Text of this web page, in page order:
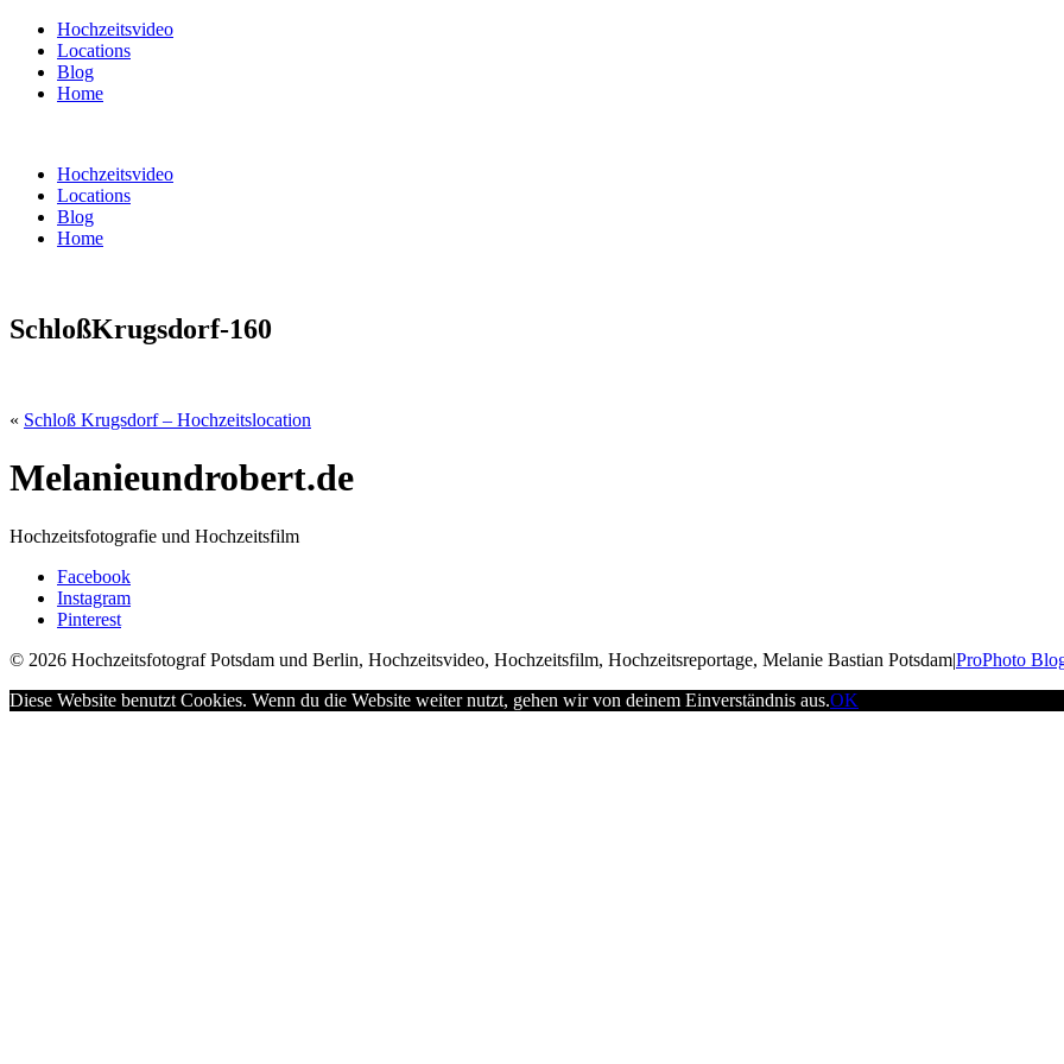
Hochzeitsvideo
Locations
Blog
Home
Hochzeitsvideo
Locations
Blog
Home
SchloßKrugsdorf-160
« Schloß Krugsdorf – Hochzeitslocation
Melanieundrobert.de
Hochzeitsfotografie und Hochzeitsfilm
Facebook
Instagram
Pinterest
© 2026 Hochzeitsfotograf Potsdam und Berlin, Hochzeitsvideo, Hochzeitsfilm, Hochzeitsreportage, Melanie Bastian Potsdam|ProPhoto
Diese Website benutzt Cookies. Wenn du die Website weiter nutzt, gehen wir von deinem Einverständnis aus.OK